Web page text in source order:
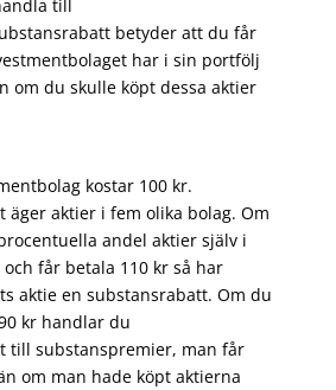
till
betyder att du får
har i sin portfölj
om du skulle köpt dessa aktier
kostar 100 kr.
äger aktier i fem olika bolag. Om
andel aktier själv i
får betala 110 kr så har
aktie en substansrabatt. Om du
kr handlar du
till substanspremier, man får
om man hade köpt aktierna